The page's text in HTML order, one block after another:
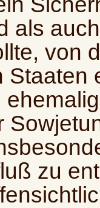
als
von
Staaten
zu